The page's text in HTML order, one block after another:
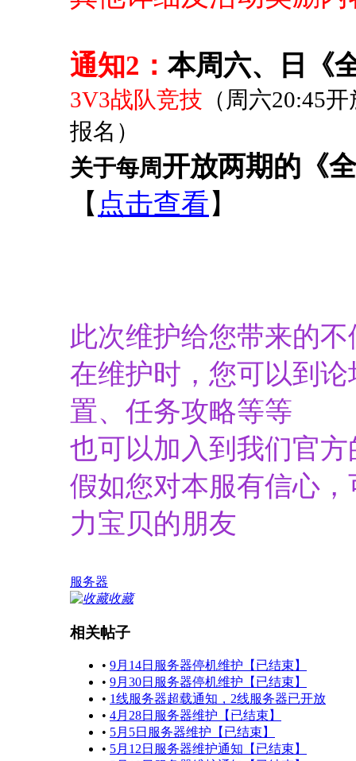
通知2： 本周六、日《
3V3战队竞技 （周六20:45
报名）
关于每周开放两期的《
【 点击查看】
此次维护给您带来的
在维护时，您可以到
置、任务攻略等等
也可以加入到我们官方
假如您对本服有信心
力宝贝的朋友
服务器
收藏
相关帖子
• 9月14日服务器停机维护【已结束】
• 9月30日服务器停机维护【已结束】
• 1线服务器超载通知，2线服务器已开放
• 4月28日服务器维护【已结束】
• 5月5日服务器维护【已结束】
• 5月12日服务器维护通知【已结束】